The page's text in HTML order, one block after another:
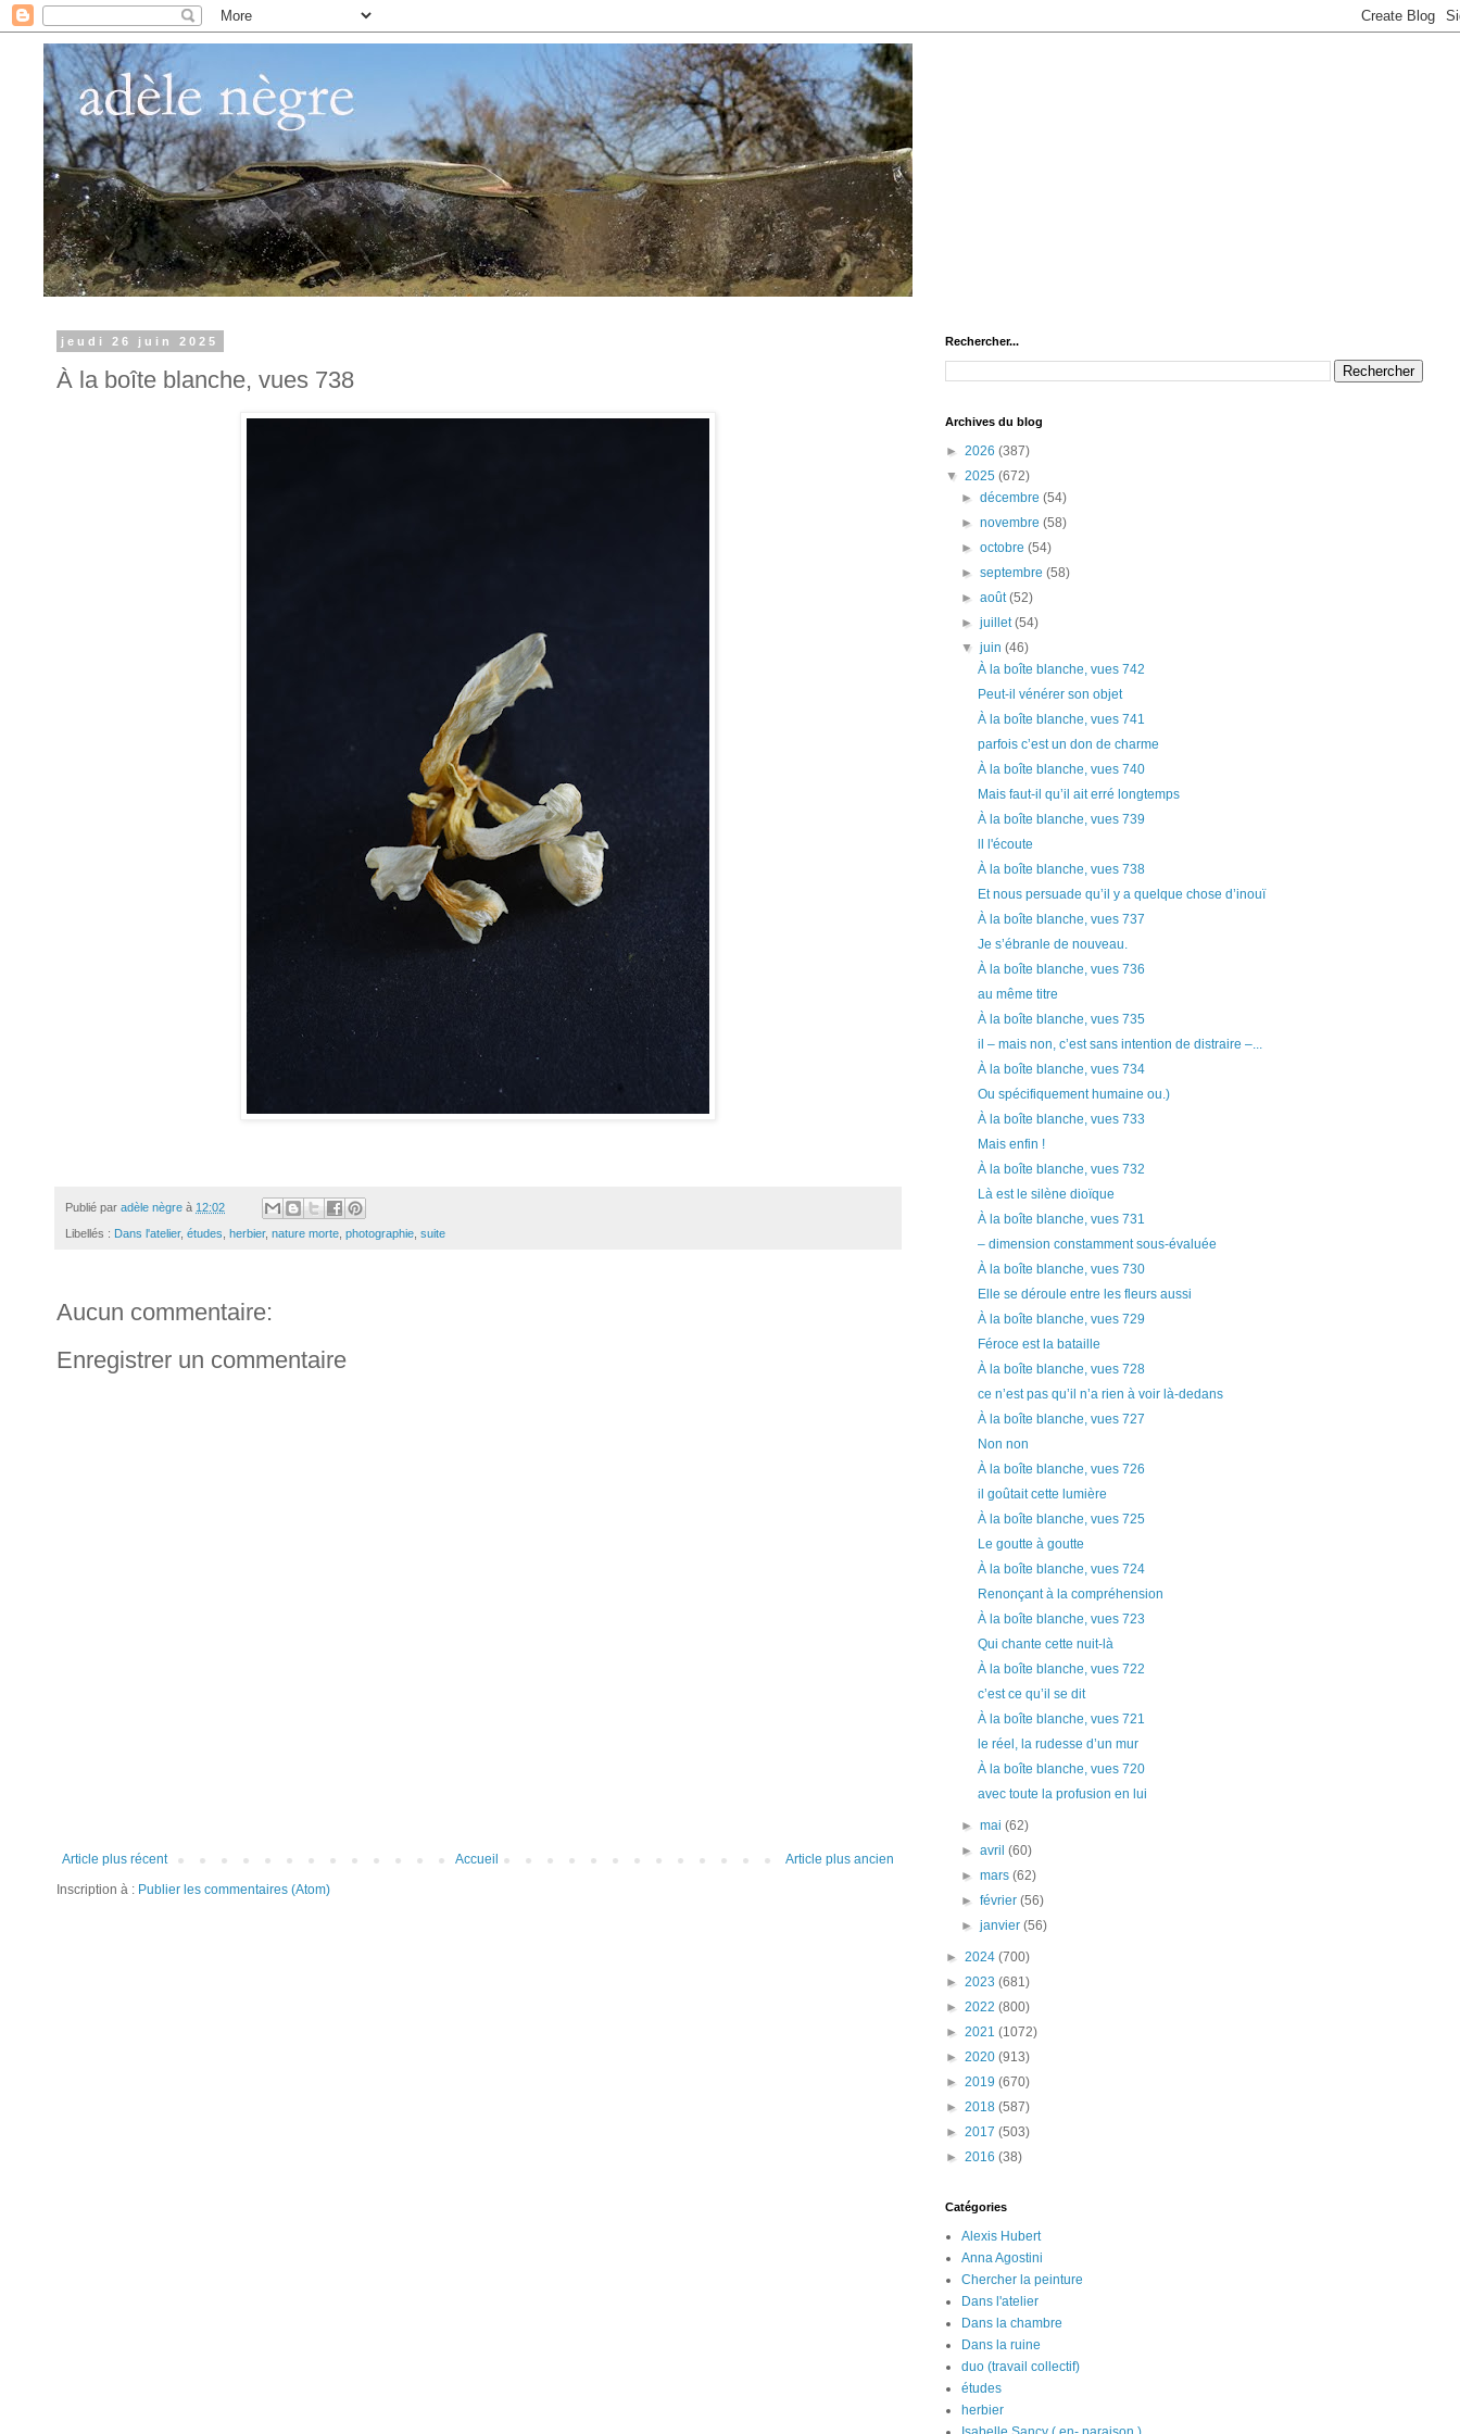
jeudi 26 juin 2025
À la boîte blanche, vues 738
Publié par adèle nègre à 12:02
Libellés : Dans l'atelier, études herbier, nature morte photographie suite
Aucun commentaire:
Enregistrer un commentaire
Article plus récent Article plus ancien
Accueil
Inscription à : Publier les commentaires (Atom)
Rechercher...
Archives du blog
► 2026 (387)
▼ 2025 (672)
►décembre(54)
►novembre(58)
►octobre(54)
►septembre(58)
►août(52)
►juillet(54)
▼juin(46)
À la boîte blanche, vues 742
Peut-il vénérer son objet
À la boîte blanche, vues 741
parfois c’est un don de charme
À la boîte blanche, vues 740
Mais faut-il qu’il ait erré longtemps
À la boîte blanche, vues 739
ll l'écoute
À la boîte blanche, vues 738
Et nous persuade qu’il y a quelque chose d’inouï
À la boîte blanche, vues 737
Je s’ébranle de nouveau.
À la boîte blanche, vues 736
au même titre
À la boîte blanche, vues 735
il – mais non, c’est sans intention de distraire –...
À la boîte blanche, vues 734
Ou spécifiquement humaine ou.)
À la boîte blanche, vues 733
Mais enfin !
À la boîte blanche, vues 732
Là est le silène dioïque
À la boîte blanche, vues 731
– dimension constamment sous-évaluée
À la boîte blanche, vues 730
Elle se déroule entre les fleurs aussi
À la boîte blanche, vues 729
Féroce est la bataille
À la boîte blanche, vues 728
ce n’est pas qu’il n’a rien à voir là-dedans
À la boîte blanche, vues 727
Non non
À la boîte blanche, vues 726
il goûtait cette lumière
À la boîte blanche, vues 725
Le goutte à goutte
À la boîte blanche, vues 724
Renonçant à la compréhension
À la boîte blanche, vues 723
Qui chante cette nuit-là
À la boîte blanche, vues 722
c’est ce qu’il se dit
À la boîte blanche, vues 721
le réel, la rudesse d’un mur
À la boîte blanche, vues 720
avec toute la profusion en lui
►mai(62)
►avril(60)
►mars(62)
►février(56)
►janvier(56)
► 2024 (700)
► 2023 (681)
► 2022 (800)
► 2021 (1072)
► 2020 (913)
► 2019 (670)
► 2018 (587)
► 2017 (503)
► 2016 (38)
Catégories
Alexis Hubert
Anna Agostini
Chercher la peinture
Dans l'atelier
Dans la chambre
Dans la ruine
duo (travail collectif)
études
herbier